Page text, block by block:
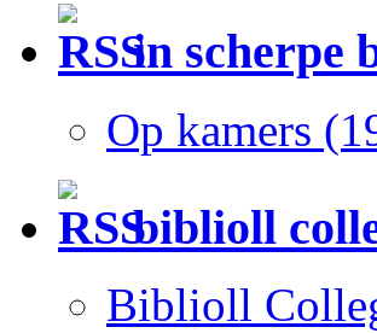
in scherpe
Op kamers
biblioll
Biblioll